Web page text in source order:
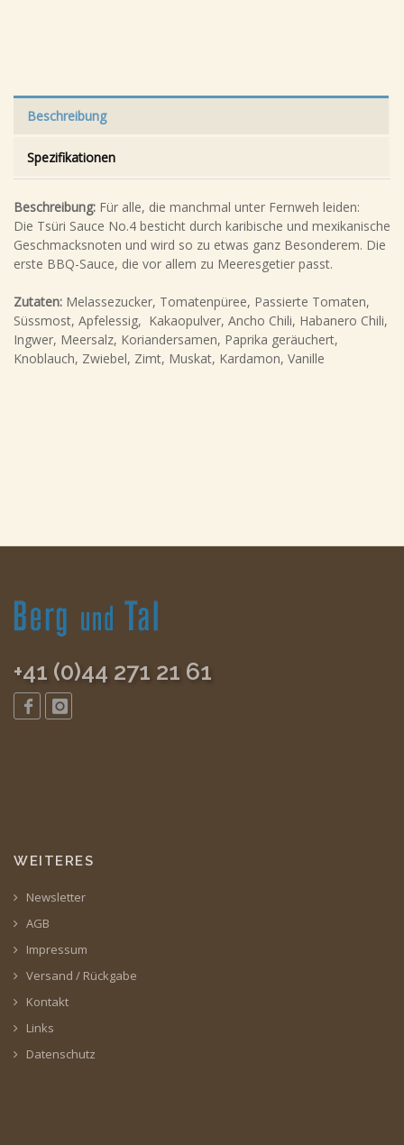
Beschreibung
Spezifikationen
Beschreibung: Für alle, die manchmal unter Fernweh leiden:
Die Tsüri Sauce No.4 besticht durch karibische und mexikanische
Geschmacksnoten und wird so zu etwas ganz Besonderem. Die
erste BBQ-Sauce, die vor allem zu Meeresgetier passt.
Zutaten: Melassezucker, Tomatenpüree, Passierte Tomaten,
Süssmost, Apfelessig, Kakaopulver, Ancho Chili, Habanero Chili,
Ingwer, Meersalz, Koriandersamen, Paprika geräuchert,
Knoblauch, Zwiebel, Zimt, Muskat, Kardamon, Vanille
+41 (0)44 271 21 61
WEITERES
Newsletter
AGB
Impressum
Versand / Rückgabe
Kontakt
Links
Datenschutz